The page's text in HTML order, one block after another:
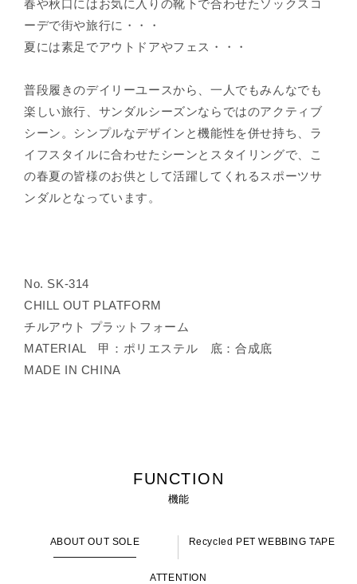
春や秋口にはお気に入りの靴下で合わせたソックスコ
ーデで街や旅行に・・・
夏には素足でアウトドアやフェス・・・
普段履きのデイリーユースから、一人でもみんなでも
楽しい旅行、サンダルシーズンならではのアクティブ
シーン。シンプルなデザインと機能性を併せ持ち、ラ
イフスタイルに合わせたシーンとスタイリングで、こ
の春夏の皆様のお供として活躍してくれるスポーツサ
ンダルとなっています。
No. SK-314
CHILL OUT PLATFORM
チルアウト プラットフォーム
MATERIAL 甲：ポリエステル 底：合成底
MADE IN CHINA
FUNCTION
機能
ABOUT OUT SOLE Recycled PET WEBBING TAPE
ATTENTION